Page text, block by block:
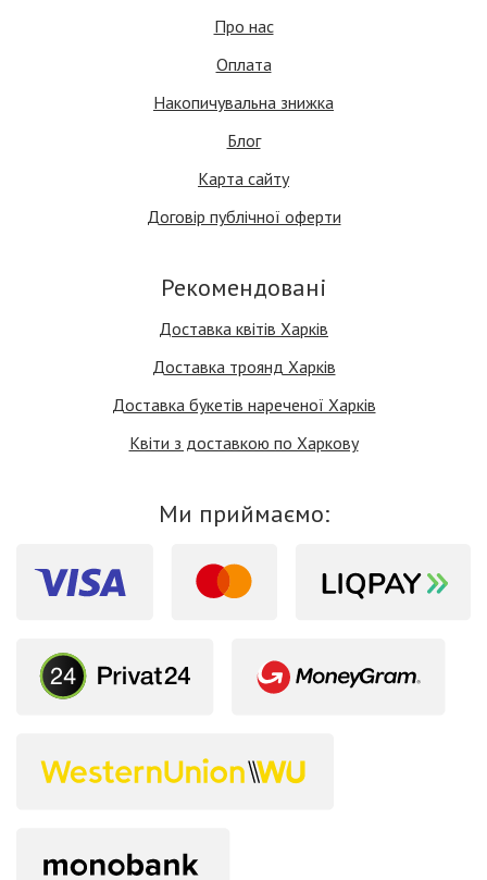
Про нас
Оплата
Накопичувальна знижка
Блог
Карта сайту
Договір публічної оферти
Рекомендовані
Доставка квітів Харків
Доставка троянд Харків
Доставка букетів нареченої Харків
Квіти з доставкою по Харкову
Ми приймаємо: